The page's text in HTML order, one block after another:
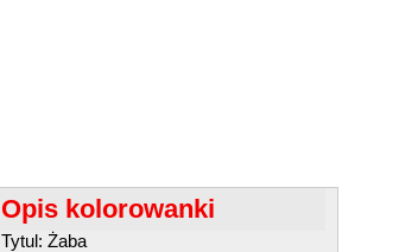
Opis kolorowanki
Tytul: Żaba